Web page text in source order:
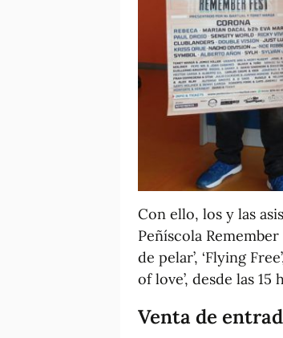
Con ello, los y las
Peñíscola
de pelar’, ‘Flying
of love’, desde las
Venta de